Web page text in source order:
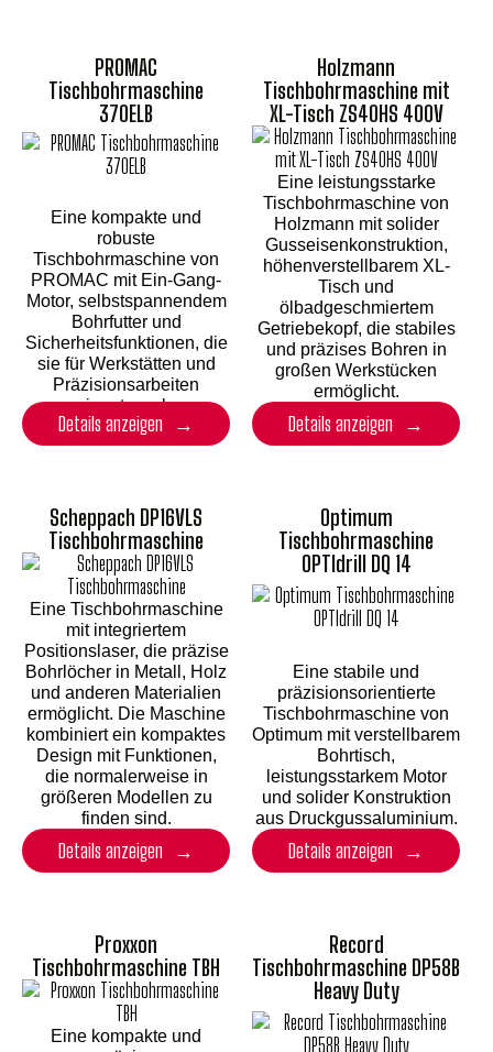
PROMAC
Tischbohrmaschine
370ELB
Eine kompakte und
robuste
Tischbohrmaschine von
PROMAC mit Ein-Gang-
Motor, selbstspannendem
Bohrfutter und
Sicherheitsfunktionen, die
sie für Werkstätten und
Präzisionsarbeiten
geeignet machen.
Details anzeigen
Holzmann
Tischbohrmaschine mit
XL-Tisch ZS40HS 400V
Eine leistungsstarke
Tischbohrmaschine von
Holzmann mit solider
Gusseisenkonstruktion,
höhenverstellbarem XL-
Tisch und
ölbadgeschmiertem
Getriebekopf, die stabiles
und präzises Bohren in
großen Werkstücken
ermöglicht.
Details anzeigen
Scheppach DP16VLS
Tischbohrmaschine
Eine Tischbohrmaschine
mit integriertem
Positionslaser, die präzise
Bohrlöcher in Metall, Holz
und anderen Materialien
ermöglicht. Die Maschine
kombiniert ein kompaktes
Design mit Funktionen,
die normalerweise in
größeren Modellen zu
finden sind.
Details anzeigen
Optimum
Tischbohrmaschine
OPTIdrill DQ 14
Eine stabile und
präzisionsorientierte
Tischbohrmaschine von
Optimum mit verstellbarem
Bohrtisch,
leistungsstarkem Motor
und solider Konstruktion
aus Druckgussaluminium.
Details anzeigen
Proxxon
Tischbohrmaschine TBH
Eine kompakte und
Record
Tischbohrmaschine DP58B
Heavy Duty